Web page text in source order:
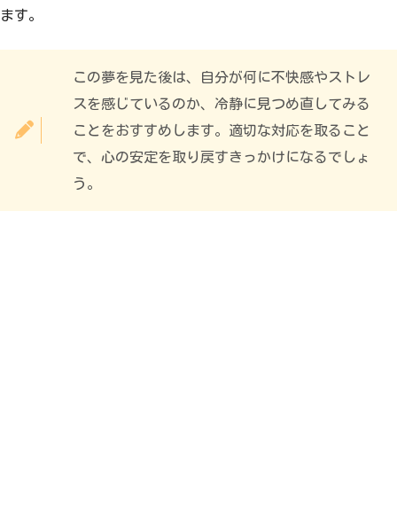
ます。
この夢を見た後は、自分が何に不快感やストレ
スを感じているのか、冷静に見つめ直してみる
ことをおすすめします。適切な対応を取ること
で、心の安定を取り戻すきっかけになるでしょ
う。